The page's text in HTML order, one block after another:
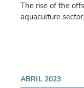
The rise of the
aquaculture
ABRIL 2023